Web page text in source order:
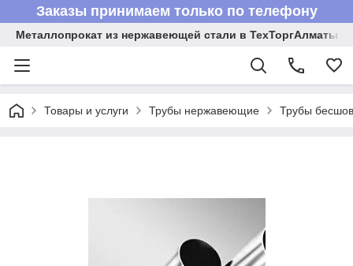
Заказы принимаем только по телефону
Металлопрокат из нержавеющей стали в ТехТоргАлматы
Товары и услуги Трубы нержавеющие Трубы